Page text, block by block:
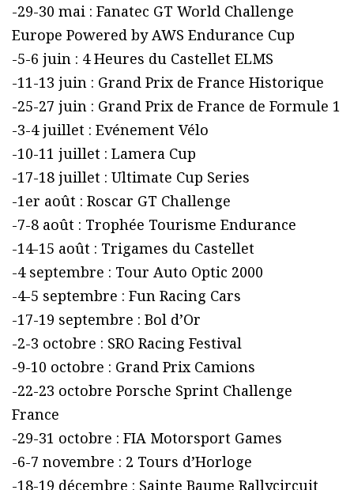
-29-30 mai : Fanatec GT World Challenge
Europe Powered by AWS Endurance Cup
-5-6 juin : 4 Heures du Castellet ELMS
-11-13 juin : Grand Prix de France Historique
-25-27 juin : Grand Prix de France de Formule 1
-3-4 juillet : Evénement Vélo
-10-11 juillet : Lamera Cup
-17-18 juillet : Ultimate Cup Series
-1er août : Roscar GT Challenge
-7-8 août : Trophée Tourisme Endurance
-14-15 août : Trigames du Castellet
-4 septembre : Tour Auto Optic 2000
-4-5 septembre : Fun Racing Cars
-17-19 septembre : Bol d’Or
-2-3 octobre : SRO Racing Festival
-9-10 octobre : Grand Prix Camions
-22-23 octobre Porsche Sprint Challenge
France
-29-31 octobre : FIA Motorsport Games
-6-7 novembre : 2 Tours d’Horloge
-18-19 décembre : Sainte Baume Rallycircuit